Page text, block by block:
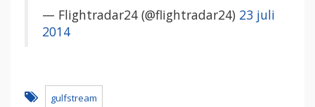
— Flightradar24 (@flightradar24) 23 juli
2014
gulfstream